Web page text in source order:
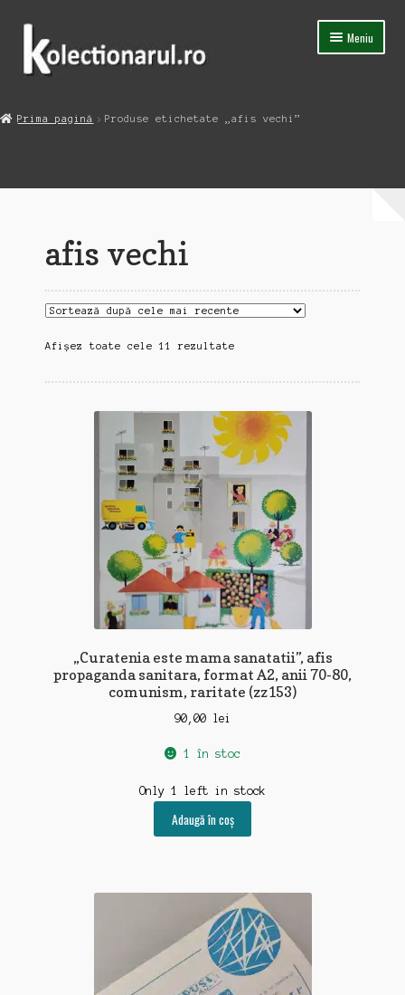
Sari
navigare
Sari
conținut
Meniu
Contact
Prima pagină Produse etichetate „afis vechi”
afis vechi
Afișez toate cele 11 rezultateSortat
cele
recente
„Curatenia este mama sanatatii”, afis
propaganda sanitara, format A2, anii 70-80,
comunism, raritate (zz153)
90,00 lei
1 în stoc
Only 1 left in stock
Adaugă în coș